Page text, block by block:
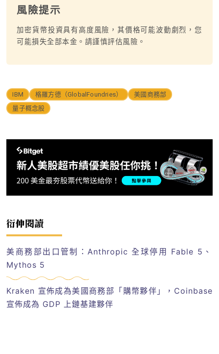
風險提示
加密貨幣投資具有高度風險，其價格可能波動劇烈，您
可能損失全部本金。請謹慎評估風險。
IBM 格羅方德（GlobalFoundries）
美國商務部
量子概念股
衍伸閱讀
美商務部出口管制：Anthropic 全球停用 Fable 5、
Mythos 5
Kraken 宣佈成為美國商務部「購幣夥伴」，Coinbase
宣佈成為 GDP 上鏈基建夥伴